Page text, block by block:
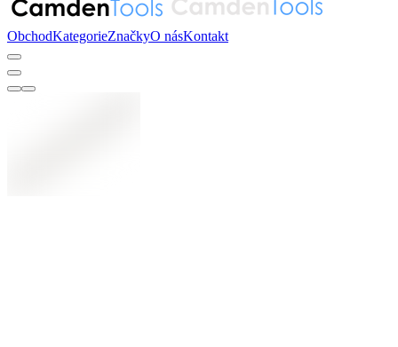
ObchodKategorieZnačkyO násKontakt